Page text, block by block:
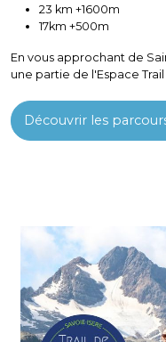
23 km +1600m
17km +500m
En vous approchant de
une partie de l'Espace
Découvrir les